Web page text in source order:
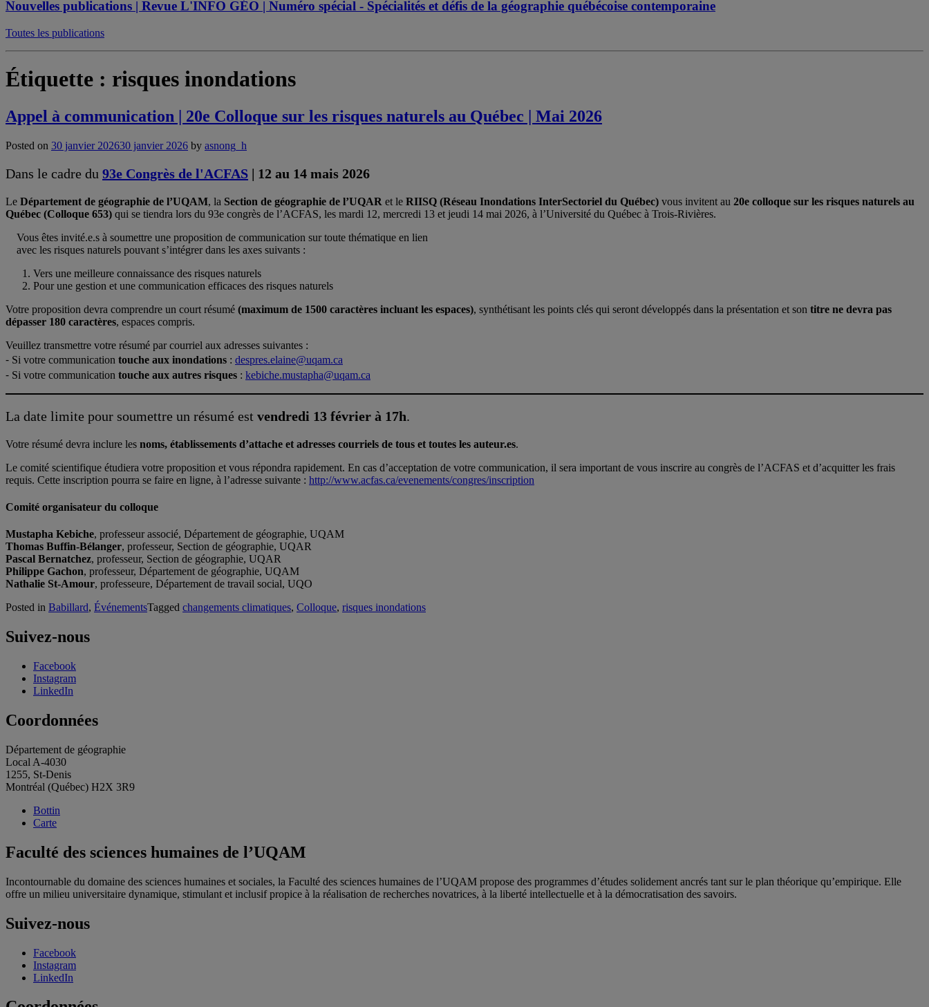
Nouvelles publications | Revue L'INFO GÉO | Numéro spécial - Spécialités et défis de la géographie québécoise contemporaine
Toutes les publications
Étiquette : risques inondations
Appel à communication | 20e Colloque sur les risques naturels au Québec | Mai 2026
Posted on 30 janvier 202630 janvier 2026 by asnong_h
Dans le cadre du 93e Congrès de l'ACFAS | 12 au 14 mais 2026
Le Département de géographie de l’UQAM, la Section de géographie de l’UQAR et le RIISQ (Réseau Inondations InterSectoriel du Québec) vous invitent au 20e colloque sur les risques naturels au
Québec (Colloque 653) qui se tiendra lors du 93e congrès de l’ACFAS, les mardi 12, mercredi 13 et jeudi 14 mai 2026, à l’Université du Québec à Trois-Rivières.
Vous êtes invité.e.s à soumettre une proposition de communication sur toute thématique en lien
avec les risques naturels pouvant s’intégrer dans les axes suivants :
Vers une meilleure connaissance des risques naturels
Pour une gestion et une communication efficaces des risques naturels
Votre proposition devra comprendre un court résumé (maximum de 1500 caractères incluant les espaces), synthétisant les points clés qui seront développés dans la présentation et son titre ne devra pas
dépasser 180 caractères, espaces compris.
Veuillez transmettre votre résumé par courriel aux adresses suivantes :
⁃ Si votre communication touche aux inondations : despres.elaine@uqam.ca
⁃ Si votre communication touche aux autres risques : kebiche.mustapha@uqam.ca
La date limite pour soumettre un résumé est vendredi 13 février à 17h.
Votre résumé devra inclure les noms, établissements d’attache et adresses courriels de tous et toutes les auteur.es.
Le comité scientifique étudiera votre proposition et vous répondra rapidement. En cas d’acceptation de votre communication, il sera important de vous inscrire au congrès de l’ACFAS et d’acquitter les frais
requis. Cette inscription pourra se faire en ligne, à l’adresse suivante : http://www.acfas.ca/evenements/congres/inscription
Comité organisateur du colloque
Mustapha Kebiche, professeur associé, Département de géographie, UQAM
Thomas Buffin-Bélanger, professeur, Section de géographie, UQAR
Pascal Bernatchez, professeur, Section de géographie, UQAR
Philippe Gachon, professeur, Département de géographie, UQAM
Nathalie St-Amour, professeure, Département de travail social, UQO
Posted in Babillard, ÉvénementsTagged changements climatiques, Colloque, risques inondations
Suivez-nous
Facebook
Instagram
LinkedIn
Coordonnées
Département de géographie
Local A-4030
1255, St-Denis
Montréal (Québec) H2X 3R9
Bottin
Carte
Faculté des sciences humaines de l’UQAM
Incontournable du domaine des sciences humaines et sociales, la Faculté des sciences humaines de l’UQAM propose des programmes d’études solidement ancrés tant sur le plan théorique qu’empirique. Elle
offre un milieu universitaire dynamique, stimulant et inclusif propice à la réalisation de recherches novatrices, à la liberté intellectuelle et à la démocratisation des savoirs.
Suivez-nous
Facebook
Instagram
LinkedIn